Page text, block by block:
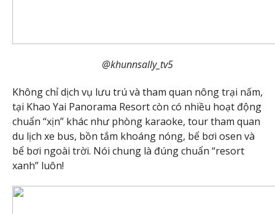
@khunnsally_tv5
Không chỉ dịch vụ lưu trú và tham quan nông trại nấm,
tại Khao Yai Panorama Resort còn có nhiều hoạt động
chuẩn “xịn” khác như phòng karaoke, tour tham quan
du lịch xe bus, bồn tắm khoáng nóng, bể bơi osen và
bể bơi ngoài trời. Nói chung là đúng chuẩn “resort
xanh” luôn!